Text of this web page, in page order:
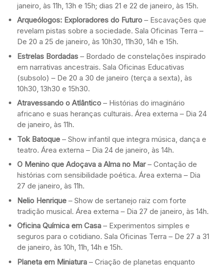
janeiro, às 11h, 13h e 15h; dias 21 e 22 de janeiro, às 15h.
Arqueólogos: Exploradores do Futuro – Escavações que
revelam pistas sobre a sociedade. Sala Oficinas Terra –
De 20 a 25 de janeiro, às 10h30, 11h30, 14h e 15h.
Estrelas Bordadas – Bordado de constelações inspirado
em narrativas ancestrais. Sala Oficinas Educativas
(subsolo) – De 20 a 30 de janeiro (terça a sexta), às
10h30, 13h30 e 15h30.
Atravessando o Atlântico – Histórias do imaginário
africano e suas heranças culturais. Área externa – Dia 24
de janeiro, às 11h.
Tok Batoque – Show infantil que integra música, dança e
teatro. Área externa – Dia 24 de janeiro, às 14h.
O Menino que Adoçava a Alma no Mar– Contação de
histórias com sensibilidade poética. Área externa – Dia
27 de janeiro, às 11h.
Nelio Henrique – Show de sertanejo raiz com forte
tradição musical. Área externa – Dia 27 de janeiro, às 14h.
Oficina Química em Casa – Experimentos simples e
seguros para o cotidiano. Sala Oficinas Terra – De 27 a 31
de janeiro, às 10h, 11h, 14h e 15h.
Planeta em Miniatura – Criação de planetas enquanto